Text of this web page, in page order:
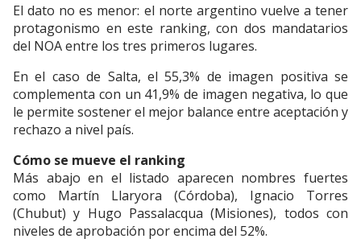
El dato no es menor: el norte argentino vuelve a tener
protagonismo en este ranking, con dos mandatarios
del NOA entre los tres primeros lugares.
En el caso de Salta, el 55,3% de imagen positiva se
complementa con un 41,9% de imagen negativa, lo que
le permite sostener el mejor balance entre aceptación y
rechazo a nivel país.
Cómo se mueve el ranking
Más abajo en el listado aparecen nombres fuertes
como Martín Llaryora (Córdoba), Ignacio Torres
(Chubut) y Hugo Passalacqua (Misiones), todos con
niveles de aprobación por encima del 52%.